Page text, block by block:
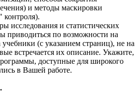
и методы маскировки
контроля).
исследования и статистических
приводиться по возможности на
учебники (с указанием страниц), не на
встречается их описание. Укажите,
доступные для широкого
в Вашей работе.